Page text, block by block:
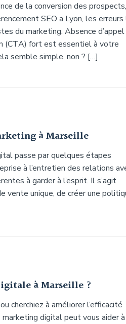
de la conversion des prospects,
SEO a Lyon, les erreurs
du marketing. Absence d’appel
(CTA) fort est essentiel à votre
semble simple, non ? […]
à Marseille
passe par quelques étapes
à l’entretien des relations
à garder à l’esprit. Il s’agit
vente unique, de créer une
à Marseille ?
cherchiez à améliorer l’efficacité
digital peut vous aider à